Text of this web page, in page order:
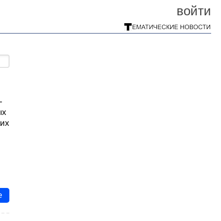
войти